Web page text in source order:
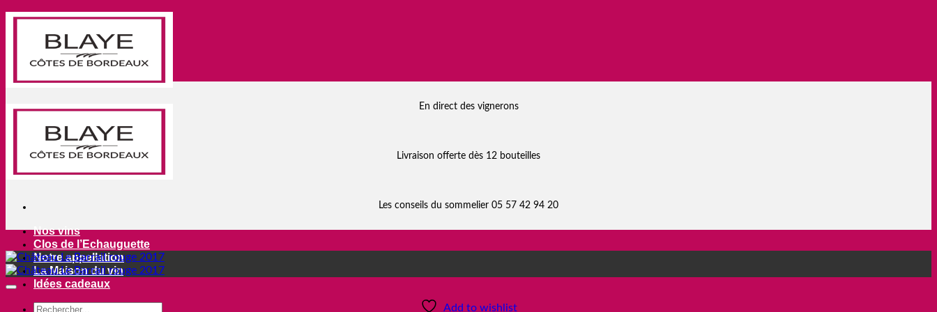
Passer
Nos vins
Clos de l’Echauguette
Notre appellation
La Maison du vin
Idées cadeaux
En direct des vignerons
Livraison offerte dès 12 bouteilles
Les conseils du sommelier 05 57 42 94 20
Add to wishlist